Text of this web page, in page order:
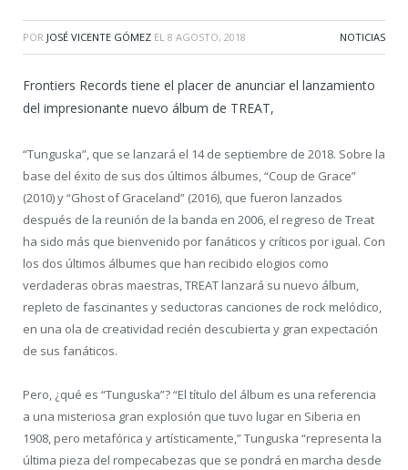
POR JOSÉ VICENTE GÓMEZ EL 8 AGOSTO, 2018 NOTICIAS
Frontiers Records tiene el placer de anunciar el lanzamiento
del impresionante nuevo álbum de TREAT,
“Tunguska” , que se lanzará el 14 de septiembre de 2018. Sobre la
base del éxito de sus dos últimos álbumes, “Coup de Grace”
(2010) y “Ghost of Graceland” (2016), que fueron lanzados
después de la reunión de la banda en 2006, el regreso de Treat
ha sido más que bienvenido por fanáticos y críticos por igual. Con
los dos últimos álbumes que han recibido elogios como
verdaderas obras maestras, TREAT lanzará su nuevo álbum,
repleto de fascinantes y seductoras canciones de rock melódico,
en una ola de creatividad recién descubierta y gran expectación
de sus fanáticos.
Pero, ¿qué es “Tunguska”? “El título del álbum es una referencia
a una misteriosa gran explosión que tuvo lugar en Siberia en
1908, pero metafórica y artísticamente,” Tunguska “representa la
última pieza del rompecabezas que se pondrá en marcha desde